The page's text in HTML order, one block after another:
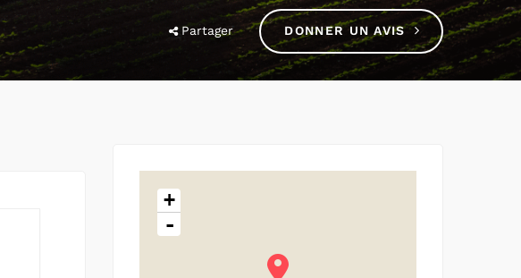
Partager DONNER UN AVIS
+
-